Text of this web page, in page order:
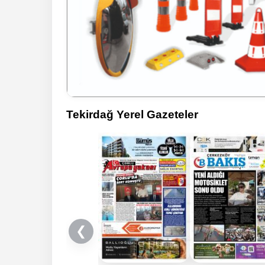
Tekirdağ Yerel Gazeteler
❮